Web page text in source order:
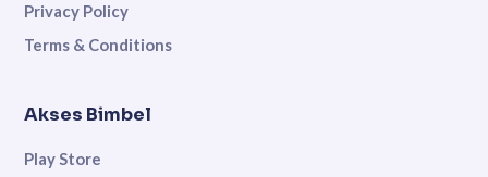
Privacy Policy
Terms & Conditions
Akses Bimbel
Play Store